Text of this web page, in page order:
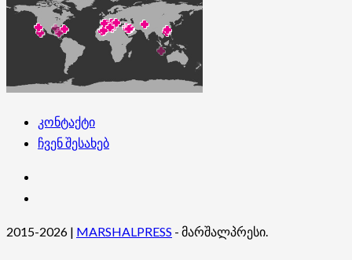
კონტაქტი
ჩვენ შესახებ
2015-2026 | MARSHALPRESS - მარშალპრესი.